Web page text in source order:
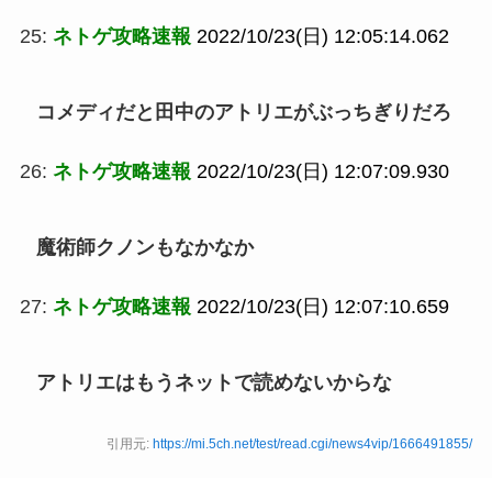
25: ネトゲ攻略速報 2022/10/23(日) 12:05:14.062
コメディだと田中のアトリエがぶっちぎりだろ
26: ネトゲ攻略速報 2022/10/23(日) 12:07:09.930
魔術師クノンもなかなか
27: ネトゲ攻略速報 2022/10/23(日) 12:07:10.659
アトリエはもうネットで読めないからな
引用元:https://mi.5ch.net/test/read.cgi/news4vip/1666491855/